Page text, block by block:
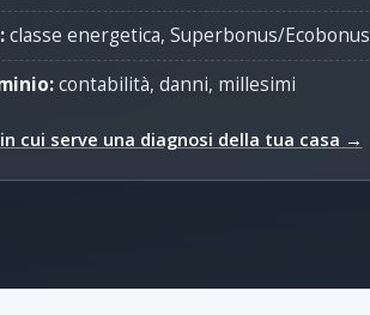
classe energetica, Superbonus/Ecobonus
contabilità, danni, millesimi
cui serve una diagnosi della tua casa →